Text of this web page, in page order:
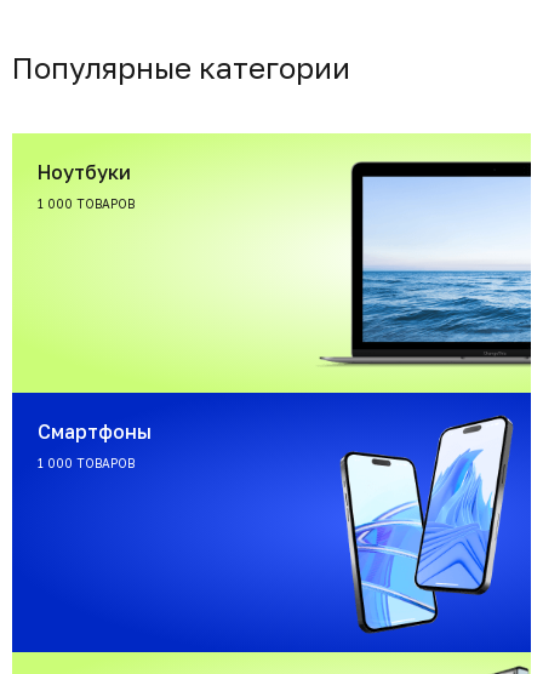
Популярные категории
Ноутбуки
1 000 ТОВАРОВ
Смартфоны
1 000 ТОВАРОВ